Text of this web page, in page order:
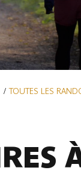
TOUTES LES